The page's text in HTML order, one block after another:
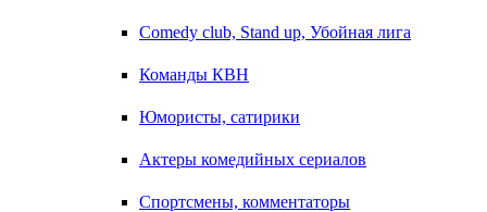
Comedy club, Stand up, Убойная лига
Команды КВН
Юмористы, сатирики
Актеры комедийных сериалов
Спортсмены, комментаторы